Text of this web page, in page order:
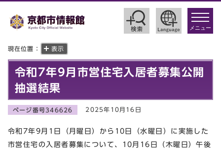
toggle
メニュー
現在位置： 表示
令和7年9月市営住宅入居者募集公開
抽選結果
ページ番号346626 2025年10月16日
令和7年9月1日（月曜日）から10日（水曜日）に実施した
市営住宅の入居者募集について、10月16日（木曜日）午後